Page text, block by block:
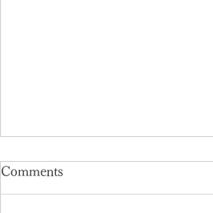
【プライベートレッスン受付
再開のお知らせ】
Comments